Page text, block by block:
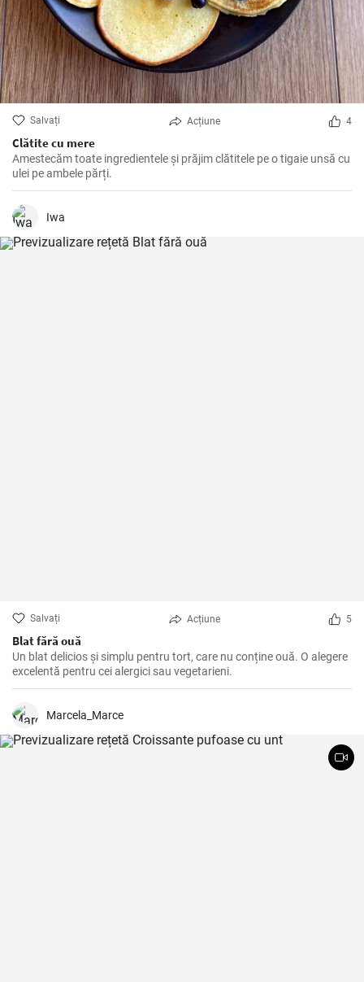
Salvați Acțiune 4
Clătite cu mere
Amestecăm toate ingredientele și prăjim clătitele pe o tigaie unsă cu
ulei pe ambele părți.
Iwa
Salvați Acțiune 5
Blat fără ouă
Un blat delicios și simplu pentru tort, care nu conține ouă. O alegere
excelentă pentru cei alergici sau vegetarieni.
Marcela_Marce